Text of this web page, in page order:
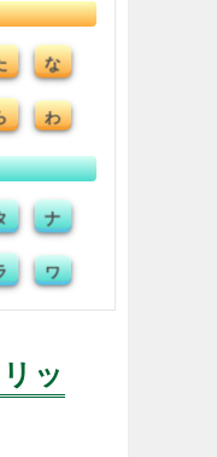
な
わ
ナ
ワ
ッ